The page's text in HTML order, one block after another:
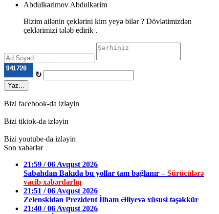
Abdulkərimov Abdulkərim
Bizim ailənin çeklərini kim yeyə bilər ? Dövlətimizdən
çeklərimizi tələb edirik .
↻
Yaz...
Bizi facebook-da izləyin
Bizi tiktok-da izləyin
Bizi youtube-da izləyin
Son xəbərlər
21:59 / 06 Avqust 2026
Sabahdan Bakıda bu yollar tam bağlanır –Sürücülərə
vacib xəbərdarlıq
21:51 / 06 Avqust 2026
Zelenskidən Prezident İlham Əliyevə xüsusi təşəkkür
21:40 / 06 Avqust 2026